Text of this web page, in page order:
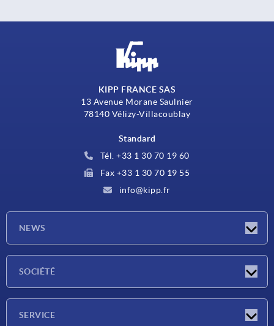
KIPP FRANCE SAS
13 Avenue Morane Saulnier
78140 Vélizy-Villacoublay
Standard
Tél. +33 1 30 70 19 60
Fax +33 1 30 70 19 55
info@kipp.fr
NEWS
SOCIÉTÉ
SERVICE